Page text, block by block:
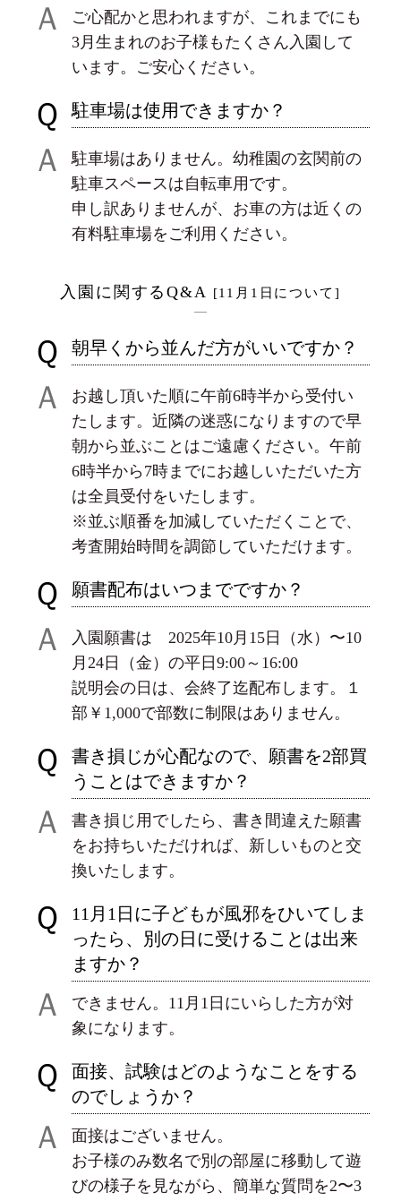
Ａ
ご心配かと思われますが、これまでにも
3月生まれのお子様もたくさん入園して
います。ご安心ください。
Ｑ 駐車場は使用できますか？
Ａ
駐車場はありません。幼稚園の玄関前の
駐車スペースは自転車用です。
申し訳ありませんが、お車の方は近くの
有料駐車場をご利用ください。
入園に関するQ&A [11月1日について]
Ｑ 朝早くから並んだ方がいいですか？
Ａ
お越し頂いた順に午前6時半から受付い
たします。近隣の迷惑になりますので早
朝から並ぶことはご遠慮ください。午前
6時半から7時までにお越しいただいた方
は全員受付をいたします。
※並ぶ順番を加減していただくことで、
考査開始時間を調節していただけます。
Ｑ 願書配布はいつまでですか？
Ａ
入園願書は 2025年10月15日（水）〜10
月24日（金）の平日9:00～16:00
説明会の日は、会終了迄配布します。１
部￥1,000で部数に制限はありません。
Ｑ
書き損じが心配なので、願書を2部買
うことはできますか？
Ａ
書き損じ用でしたら、書き間違えた願書
をお持ちいただければ、新しいものと交
換いたします。
Ｑ
11月1日に子どもが風邪をひいてしま
ったら、別の日に受けることは出来
ますか？
Ａ
できません。11月1日にいらした方が対
象になります。
Ｑ
面接、試験はどのようなことをする
のでしょうか？
Ａ
面接はございません。
お子様のみ数名で別の部屋に移動して遊
びの様子を見ながら、簡単な質問を2〜3